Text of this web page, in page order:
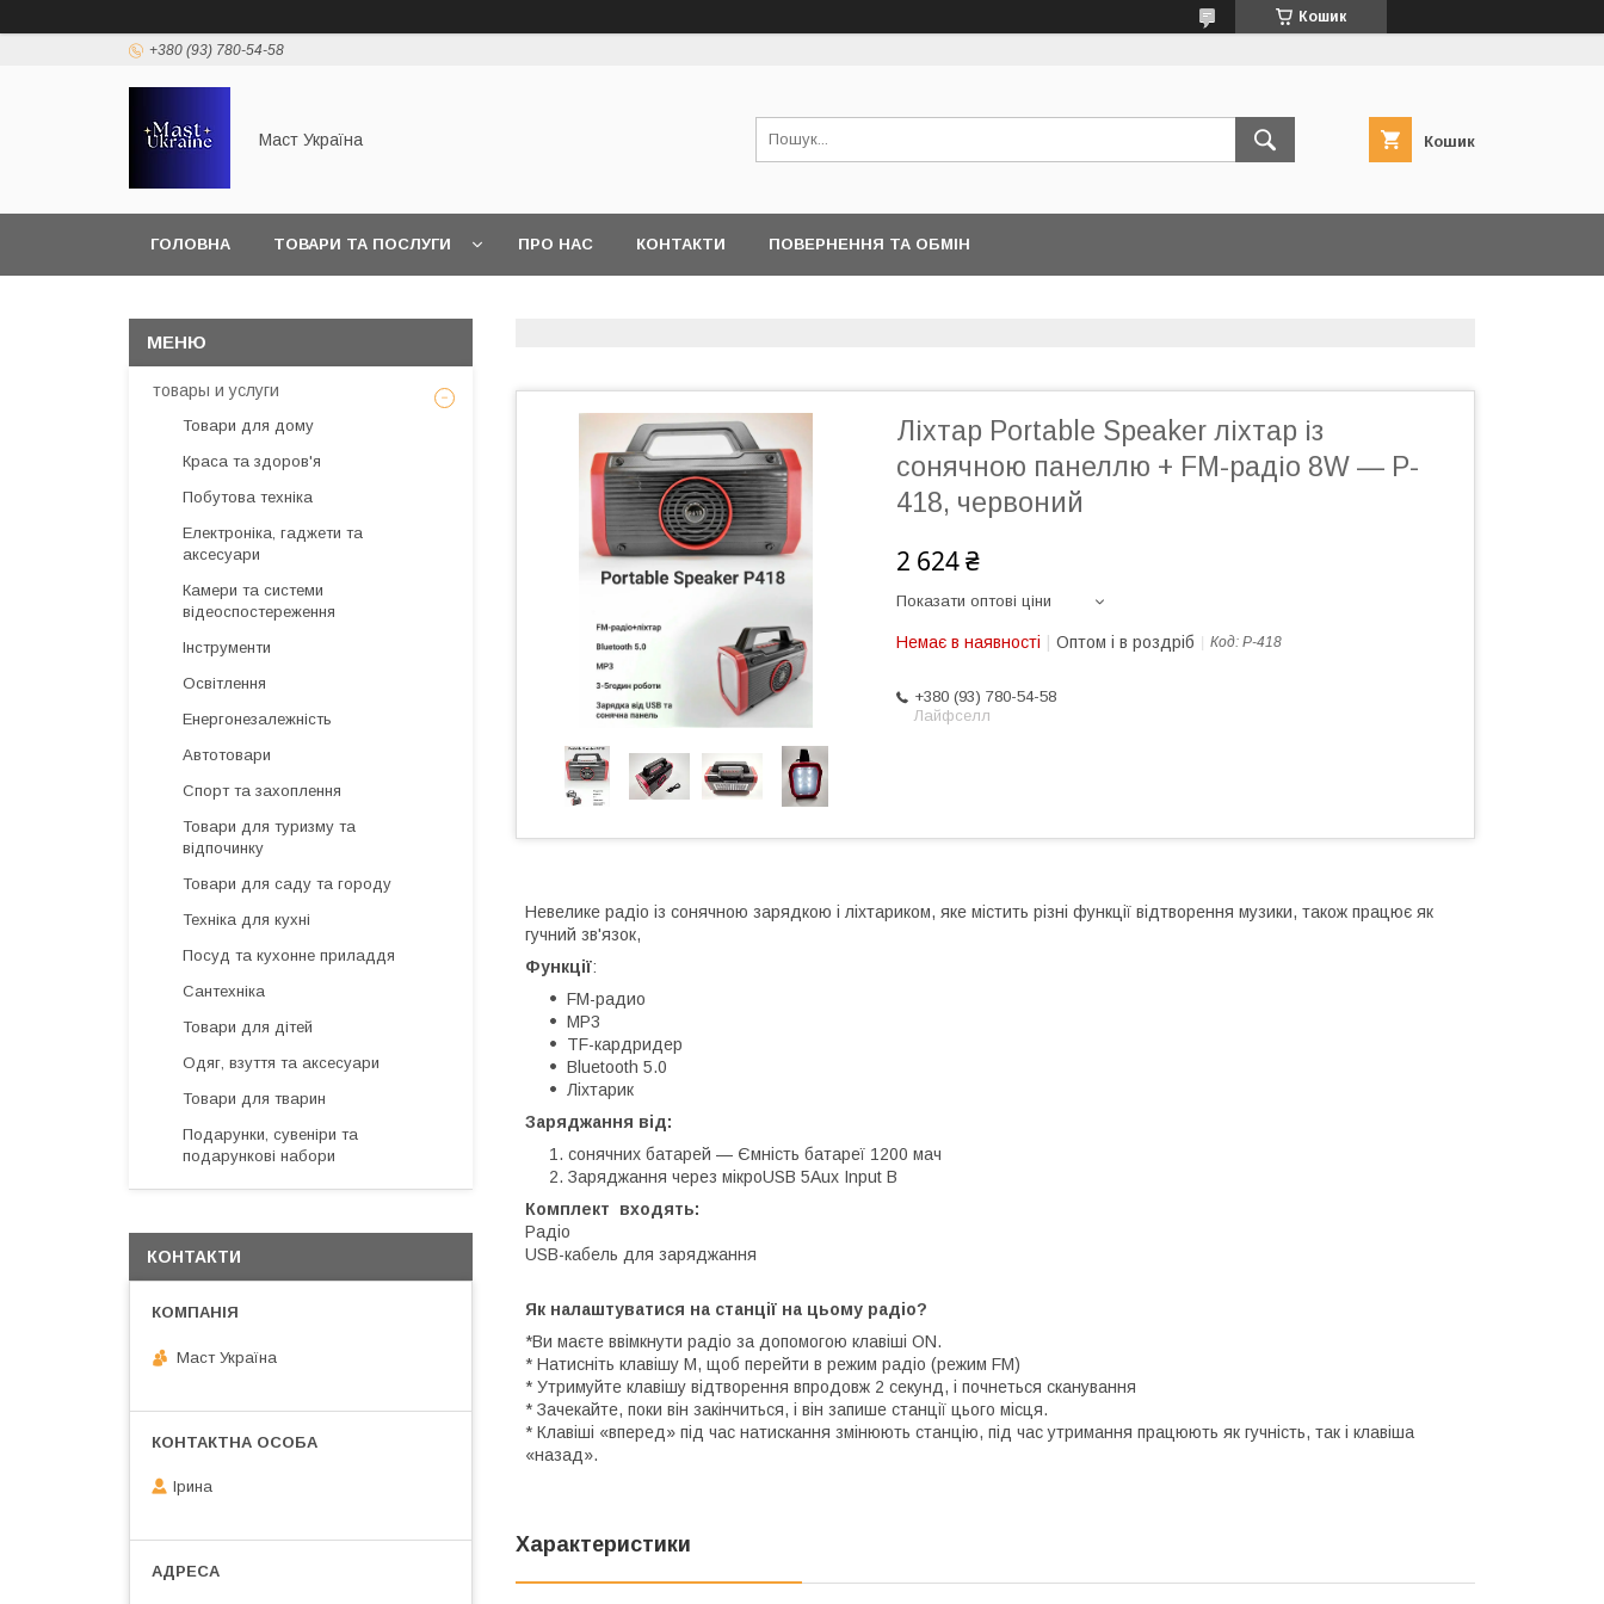
Кошик
+380 (93) 780-54-58
Маст Україна Кошик
ГОЛОВНА ТОВАРИ ТА ПОСЛУГИ ПРО НАС КОНТАКТИ ПОВЕРНЕННЯ ТА ОБМІН
Ліхтар Portable Speaker ліхтар із
сонячною панеллю + FM-радіо 8W — P-
418, червоний
2 624 ₴
Показати оптові ціни
Немає в наявності Оптом і в роздріб Код: P-418
+380 (93) 780-54-58
Лайфселл
Невелике радіо із сонячною зарядкою і ліхтариком, яке містить різні функції відтворення музики, також працює як
гучний зв'язок,
Функції:
FM-радио
MP3
TF-кардридер
Bluetooth 5.0
Ліхтарик
Заряджання від:
сонячних батарей — Ємність батареї 1200 мач
Заряджання через мікроUSB 5Aux Input В
Комплект входять:
Радіо
USB-кабель для заряджання
Як налаштуватися на станції на цьому радіо?
*Ви маєте ввімкнути радіо за допомогою клавіші ON.
* Натисніть клавішу M, щоб перейти в режим радіо (режим FM)
* Утримуйте клавішу відтворення впродовж 2 секунд, і почнеться сканування
* Зачекайте, поки він закінчиться, і він запише станції цього місця.
* Клавіші «вперед» під час натискання змінюють станцію, під час утримання працюють як гучність, так і клавіша
«назад».
Характеристики
товары и услуги
Товари для дому
Краса та здоров'я
Побутова техніка
Електроніка, гаджети та
аксесуари
Камери та системи
відеоспостереження
Інструменти
Освітлення
Енергонезалежність
Автотовари
Спорт та захоплення
Товари для туризму та
відпочинку
Товари для саду та городу
Техніка для кухні
Посуд та кухонне приладдя
Сантехніка
Товари для дітей
Одяг, взуття та аксесуари
Товари для тварин
Подарунки, сувеніри та
подарункові набори
КОНТАКТИ
Маст Україна
Ірина